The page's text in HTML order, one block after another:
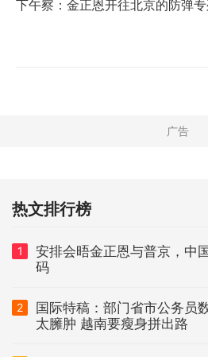
下午察：金正恩开往北京的防弹专
热文排行榜
1
安排会晤金正恩与普京，中
码
2
国际特稿：部门省市公务员
太臃肿 越南要瘦身拼出路